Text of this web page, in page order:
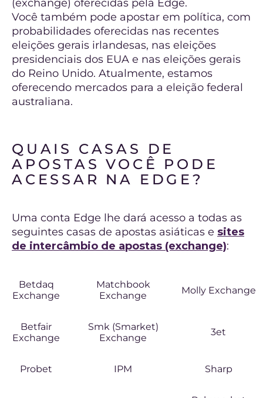
(exchange) oferecidas pela Edge.
Você também pode apostar em política, com
probabilidades oferecidas nas recentes
eleições gerais irlandesas, nas eleições
presidenciais dos EUA e nas eleições gerais
do Reino Unido. Atualmente, estamos
oferecendo mercados para a eleição federal
australiana.
QUAIS CASAS DE
APOSTAS VOCÊ PODE
ACESSAR NA EDGE?
Uma conta Edge lhe dará acesso a todas as
seguintes casas de apostas asiáticas e sites
de intercâmbio de apostas (exchange):
Betdaq
Exchange
Matchbook
Exchange
Molly Exchange
Betfair
Exchange
Smk (Smarket)
Exchange
3et
Probet IPM Sharp